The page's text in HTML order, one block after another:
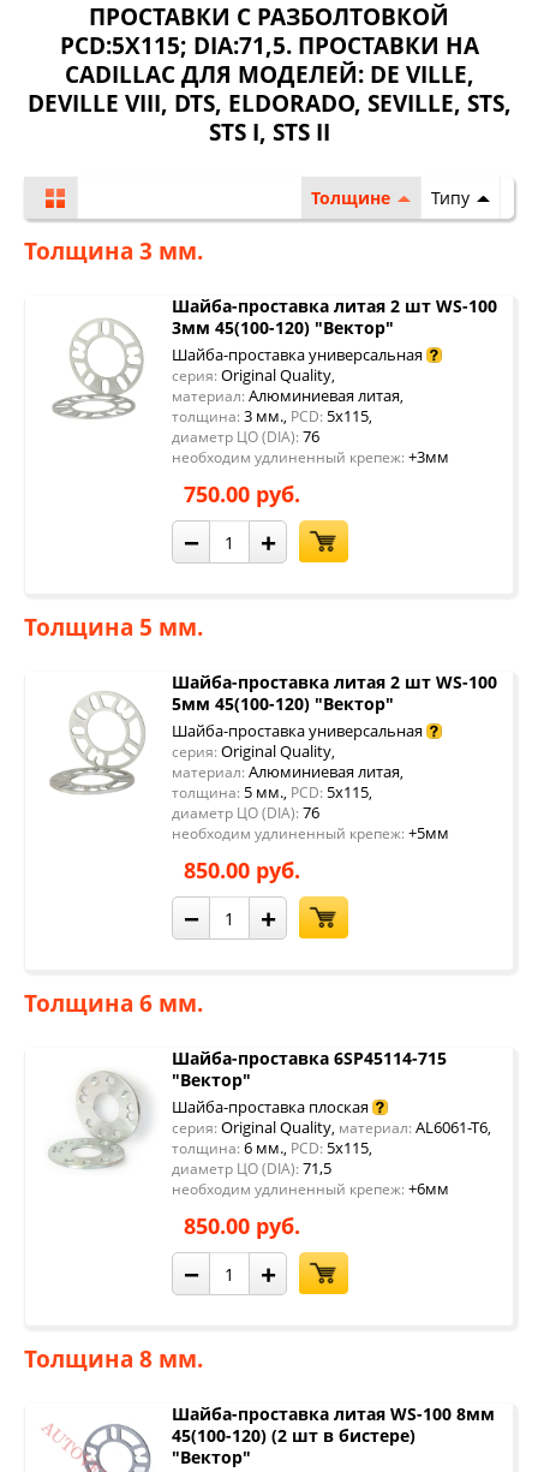
ПРОСТАВКИ С РАЗБОЛТОВКОЙ
PCD:5X115; DIA:71,5. ПРОСТАВКИ НА
CADILLAC ДЛЯ МОДЕЛЕЙ: DE VILLE,
DEVILLE VIII, DTS, ELDORADO, SEVILLE, STS,
STS I, STS II
Толщине Типу
Толщина 3 мм.
Шайба-проставка литая 2 шт WS-100
3мм 45(100-120) "Вектор"
Шайба-проставка универсальная
серия: Original Quality,
материал: Алюминиевая литая,
толщина: 3 мм., PCD: 5x115,
диаметр ЦО (DIA): 76
необходим удлиненный крепеж: +3мм
750.00 руб.
− +
Толщина 5 мм.
Шайба-проставка литая 2 шт WS-100
5мм 45(100-120) "Вектор"
Шайба-проставка универсальная
серия: Original Quality,
материал: Алюминиевая литая,
толщина: 5 мм., PCD: 5x115,
диаметр ЦО (DIA): 76
необходим удлиненный крепеж: +5мм
850.00 руб.
− +
Толщина 6 мм.
Шайба-проставка 6SP45114-715
"Вектор"
Шайба-проставка плоская
серия: Original Quality, материал: AL6061-T6,
толщина: 6 мм., PCD: 5x115,
диаметр ЦО (DIA): 71,5
необходим удлиненный крепеж: +6мм
850.00 руб.
− +
Толщина 8 мм.
Шайба-проставка литая WS-100 8мм
45(100-120) (2 шт в бистере)
"Вектор"